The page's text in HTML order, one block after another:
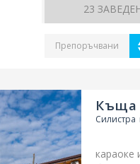
23
Препоръчвани
Къща
Силистра
караоке